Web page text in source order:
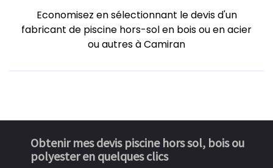
Economisez en sélectionnant le devis d'un
fabricant de piscine hors-sol en bois ou en acier
ou autres à Camiran
Obtenir mes devis piscine hors sol, bois ou
polyester en quelques clics